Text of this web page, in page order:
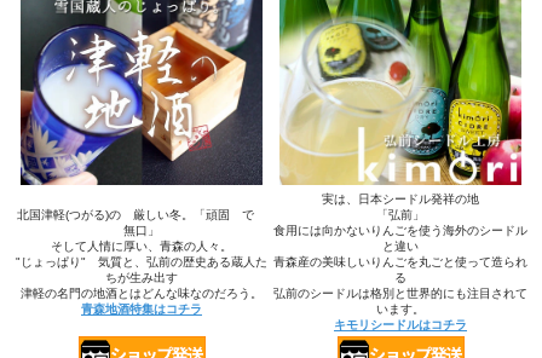
北国津軽(つがる)の 厳しい冬。「頑固 で
無口」
そして人情に厚い、青森の人々。
"じょっぱり" 気質と、弘前の歴史ある蔵人た
ちが生み出す
津軽の名門の地酒とはどんな味なのだろう。
青森地酒特集はコチラ
実は、日本シードル発祥の地
「弘前」
食用には向かないりんごを使う海外のシードル
と違い
青森産の美味しいりんごを丸ごと使って造られ
る
弘前のシードルは格別と世界的にも注目されて
います。
キモリシードルはコチラ